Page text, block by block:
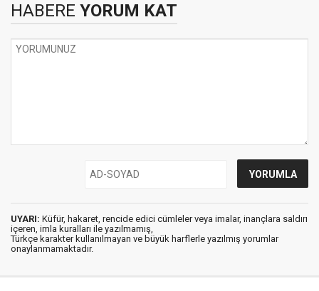
HABERE YORUM KAT
UYARI: Küfür, hakaret, rencide edici cümleler veya imalar, inançlara saldırı
içeren, imla kuralları ile yazılmamış,
Türkçe karakter kullanılmayan ve büyük harflerle yazılmış yorumlar
onaylanmamaktadır.